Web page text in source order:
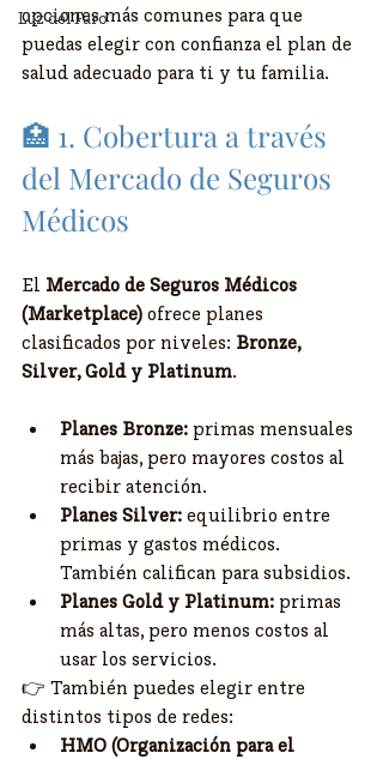
Luz del Faro
opciones más comunes para que
puedas elegir con confianza el plan de
salud adecuado para ti y tu familia.
🏥 1. Cobertura a través
del Mercado de Seguros
Médicos
El Mercado de Seguros Médicos
(Marketplace) ofrece planes
clasificados por niveles: Bronze,
Silver, Gold y Platinum.
Planes Bronze: primas mensuales
más bajas, pero mayores costos al
recibir atención.
Planes Silver: equilibrio entre
primas y gastos médicos.
También califican para subsidios.
Planes Gold y Platinum: primas
más altas, pero menos costos al
usar los servicios.
👉 También puedes elegir entre
distintos tipos de redes:
HMO (Organización para el